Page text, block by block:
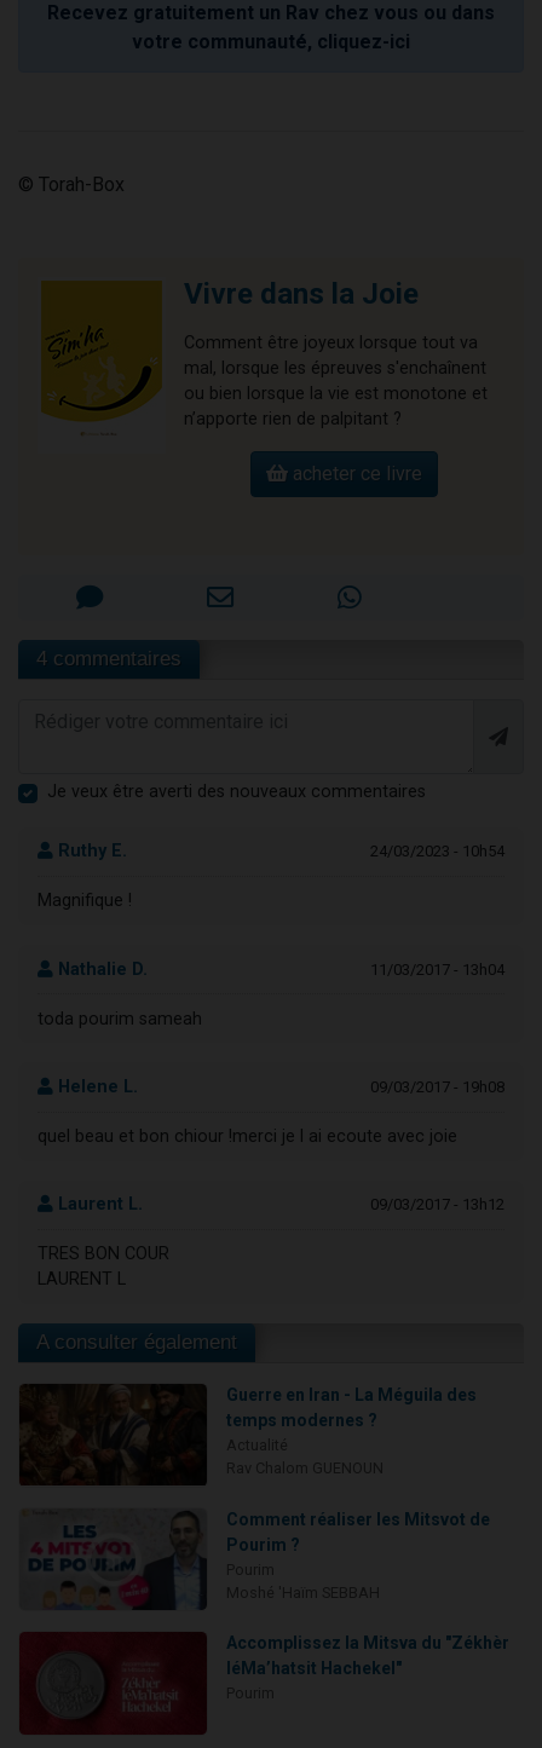
Recevez gratuitement un Rav chez vous ou dans
votre communauté, cliquez-ici
© Torah-Box
Vivre dans la Joie
Comment être joyeux lorsque tout va
mal, lorsque les épreuves s'enchaînent
ou bien lorsque la vie est monotone et
n’apporte rien de palpitant ?
acheter ce livre
4 commentaires
Je veux être averti des nouveaux commentaires
Ruthy E. 24/03/2023 - 10h54
Magnifique !
Nathalie D. 11/03/2017 - 13h04
toda pourim sameah
Helene L. 09/03/2017 - 19h08
quel beau et bon chiour !merci je l ai ecoute avec joie
Laurent L. 09/03/2017 - 13h12
TRES BON COUR
LAURENT L
A consulter également
Guerre en Iran - La Méguila des
temps modernes ?
Comment réaliser les Mitsvot de
Pourim ?
Accomplissez la Mitsva du "Zékhèr
léMa’hatsit Hachekel"